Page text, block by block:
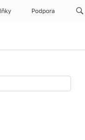
Podpora